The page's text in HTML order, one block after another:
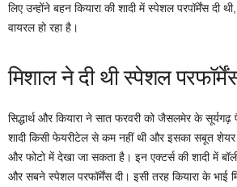
लिए उन्होंने बहन कियारा की शादी में स्पेशल परपॉर्मेंस दी
वायरल हो रहा है।
मिशाल ने दी थी स्पेशल
सिद्धार्थ और कियारा ने सात फरवरी को जैसलमेर के
शादी किसी फेयरीटेल से कम नहीं थी और इसका सबूत
और फोटो में देखा जा सकता है। इन एक्टर्स की शादी में
और सबने स्पेशल परफॉर्मेंस दी। इसी तरह कियारा के भाई